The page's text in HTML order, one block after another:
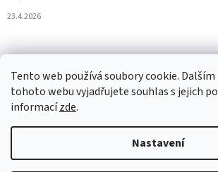
Tento web používá soubory cookie.
tohoto webu vyjadřujete souhlas s jejich
informacízde.
Nastavení
23.4.2026